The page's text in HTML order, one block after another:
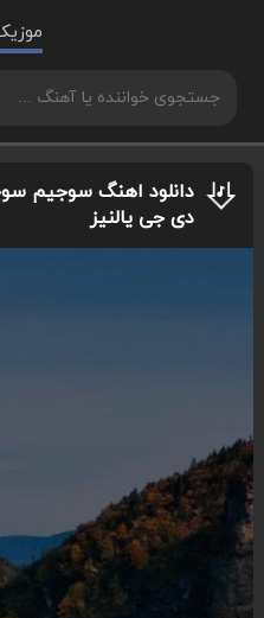
دانلود اهنگ سوجیم
دی جی یالنیز